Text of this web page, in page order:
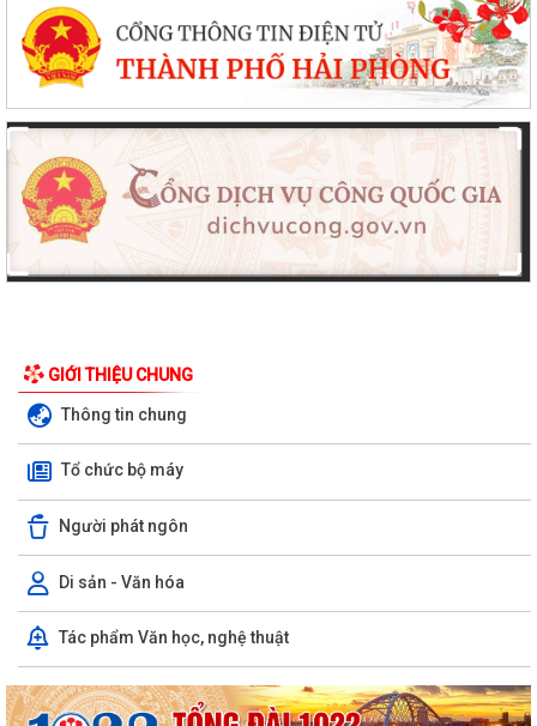
GIỚI THIỆU CHUNG
Thông tin chung
Tổ chức bộ máy
Người phát ngôn
Di sản - Văn hóa
Tác phẩm Văn học, nghệ thuật